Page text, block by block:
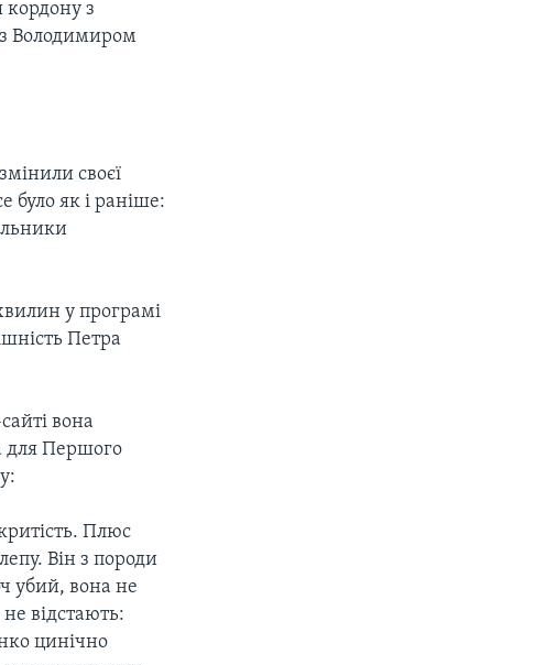
кордону з
з Володимиром
своєї
було як і раніше:
у програмі
Петра
вона
для Першого
Плюс
Він з породи
убий, вона не
відстають:
цинічно